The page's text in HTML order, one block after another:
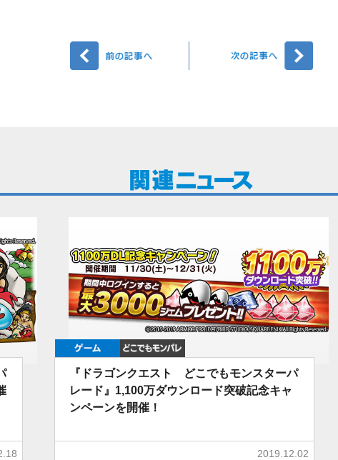
ゲーム
『ドラゴンクエスト どこでもモンスターパ
レード』1,100万ダウンロード突破記念キャ
ンペーンを開催！
2019.12.02